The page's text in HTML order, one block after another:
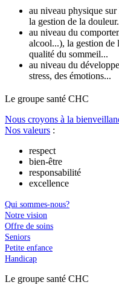
au niveau physique
la gestion de la
au niveau du
alcool...), la gestion de
qualité du sommeil...
au niveau du
stress, des émotions...
Le groupe santé CHC
Nous croyons à la
Nos valeurs :
respect
bien-être
responsabilité
excellence
Qui sommes-nous?
Notre vision
Offre de soins
Seniors
Petite enfance
Handicap
Le groupe santé CHC